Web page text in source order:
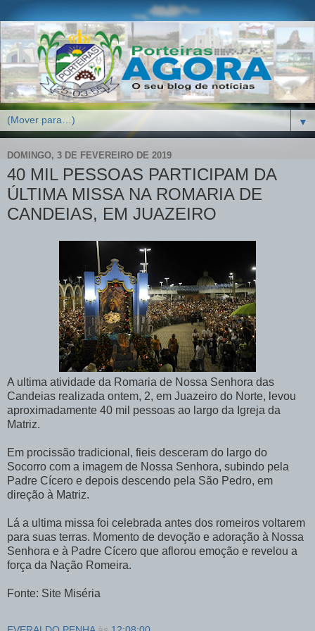
▼
DOMINGO, 3 DE FEVEREIRO DE 2019
40 MIL PESSOAS PARTICIPAM DA
ÚLTIMA MISSA NA ROMARIA DE
CANDEIAS, EM JUAZEIRO
A ultima atividade da Romaria de Nossa Senhora das
Candeias realizada ontem, 2, em Juazeiro do Norte, levou
aproximadamente 40 mil pessoas ao largo da Igreja da
Matriz.
Em procissão tradicional, fieis desceram do largo do
Socorro com a imagem de Nossa Senhora, subindo pela
Padre Cícero e depois descendo pela São Pedro, em
direção à Matriz.
Lá a ultima missa foi celebrada antes dos romeiros voltarem
para suas terras. Momento de devoção e adoração à Nossa
Senhora e à Padre Cícero que aflorou emoção e revelou a
força da Nação Romeira.
Fonte: Site Miséria